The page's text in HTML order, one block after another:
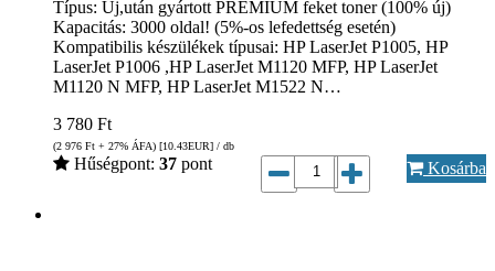
Típus: Új,után gyártott PREMIUM feket toner (100% új)
Kapacitás: 3000 oldal! (5%-os lefedettség esetén)
Kompatibilis készülékek típusai: HP LaserJet P1005, HP
LaserJet P1006 ,HP LaserJet M1120 MFP, HP LaserJet
M1120 N MFP, HP LaserJet M1522 N…
3 780 Ft
(2 976 Ft + 27% ÁFA) [10.43EUR] / db
Hűségpont: 37 pont Kosárba